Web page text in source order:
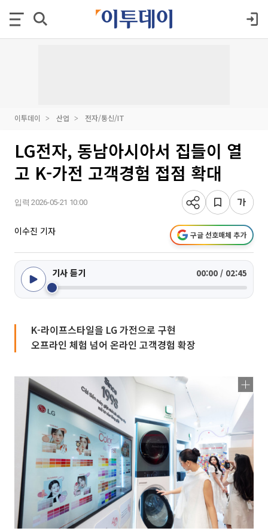
이투데이 산업 전자/통신/IT
LG전자, 동남아시아서 집들이 열
고 K-가전 고객경험 접점 확대
입력 2026-05-21 10:00
이수진 기자 구글 선호매체 추가
기사 듣기 00:00 / 02:45
K-라이프스타일을 LG 가전으로 구현
오프라인 체험 넘어 온라인 고객경험 확장